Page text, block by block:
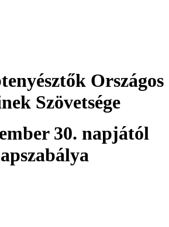
Országos
Szövetsége
30. napjától